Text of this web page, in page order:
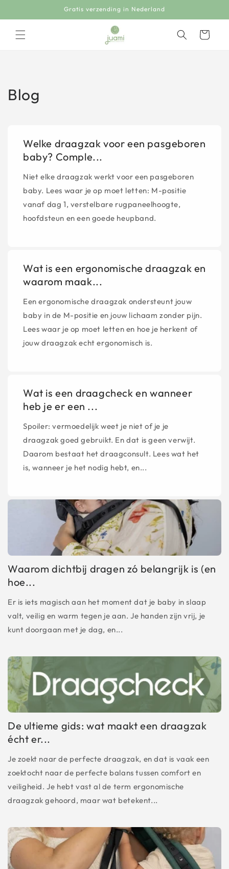
content
Gratis verzending in Nederland
Winkelwagen
Blog
Welke draagzak voor een pasgeboren
baby? Comple...
Niet elke draagzak werkt voor een pasgeboren
baby. Lees waar je op moet letten: M-positie
vanaf dag 1, verstelbare rugpaneelhoogte,
hoofdsteun en een goede heupband.
Wat is een ergonomische draagzak en
waarom maak...
Een ergonomische draagzak ondersteunt jouw
baby in de M-positie en jouw lichaam zonder pijn.
Lees waar je op moet letten en hoe je herkent of
jouw draagzak echt ergonomisch is.
Wat is een draagcheck en wanneer
heb je er een ...
Spoiler: vermoedelijk weet je niet of je je
draagzak goed gebruikt. En dat is geen verwijt.
Daarom bestaat het draagconsult. Lees wat het
is, wanneer je het nodig hebt, en...
Waarom dichtbij dragen zó belangrijk is (en
hoe...
Er is iets magisch aan het moment dat je baby in slaap
valt, veilig en warm tegen je aan. Je handen zijn vrij, je
kunt doorgaan met je dag, en...
De ultieme gids: wat maakt een draagzak
écht er...
Je zoekt naar de perfecte draagzak, en dat is vaak een
zoektocht naar de perfecte balans tussen comfort en
veiligheid. Je hebt vast al de term ergonomische
draagzak gehoord, maar wat betekent...